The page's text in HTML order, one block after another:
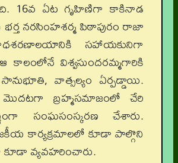
16వ ఏట గృహిణిగా కాకినాడ
నరసింహశర్మ పిఠాపురం రాజా
సహాయకునిగా
కాలంలోనే విశ్వసుందరమ్మగారికి
వాత్సల్యం ఏర్పడ్డాయి.
మొదటగా బ్రహ్మసమాజంలో చేరి
సంఘసంస్కరణ చేశారు.
కార్యక్రమాలలో కూడా పాల్గొని
వ్యవహరించారు.